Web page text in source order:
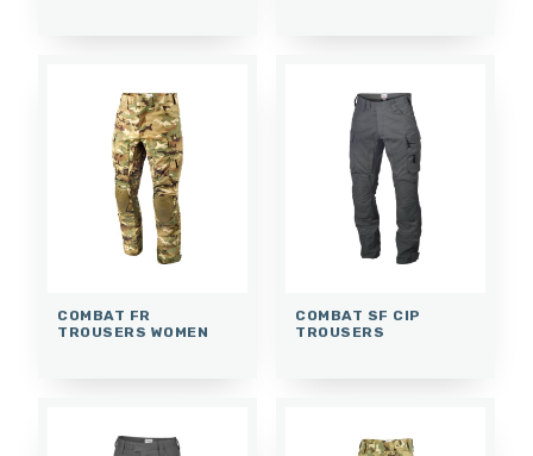
COMBAT FR
TROUSERS WOMEN
COMBAT SF CIP
TROUSERS